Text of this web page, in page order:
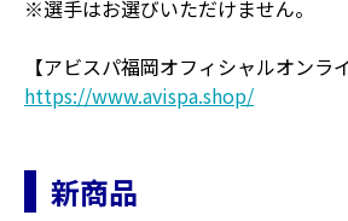
※選手はお選びいただけません。
【アビスパ福岡オフィシャルオンラ
https://www.avispa.shop/
新商品